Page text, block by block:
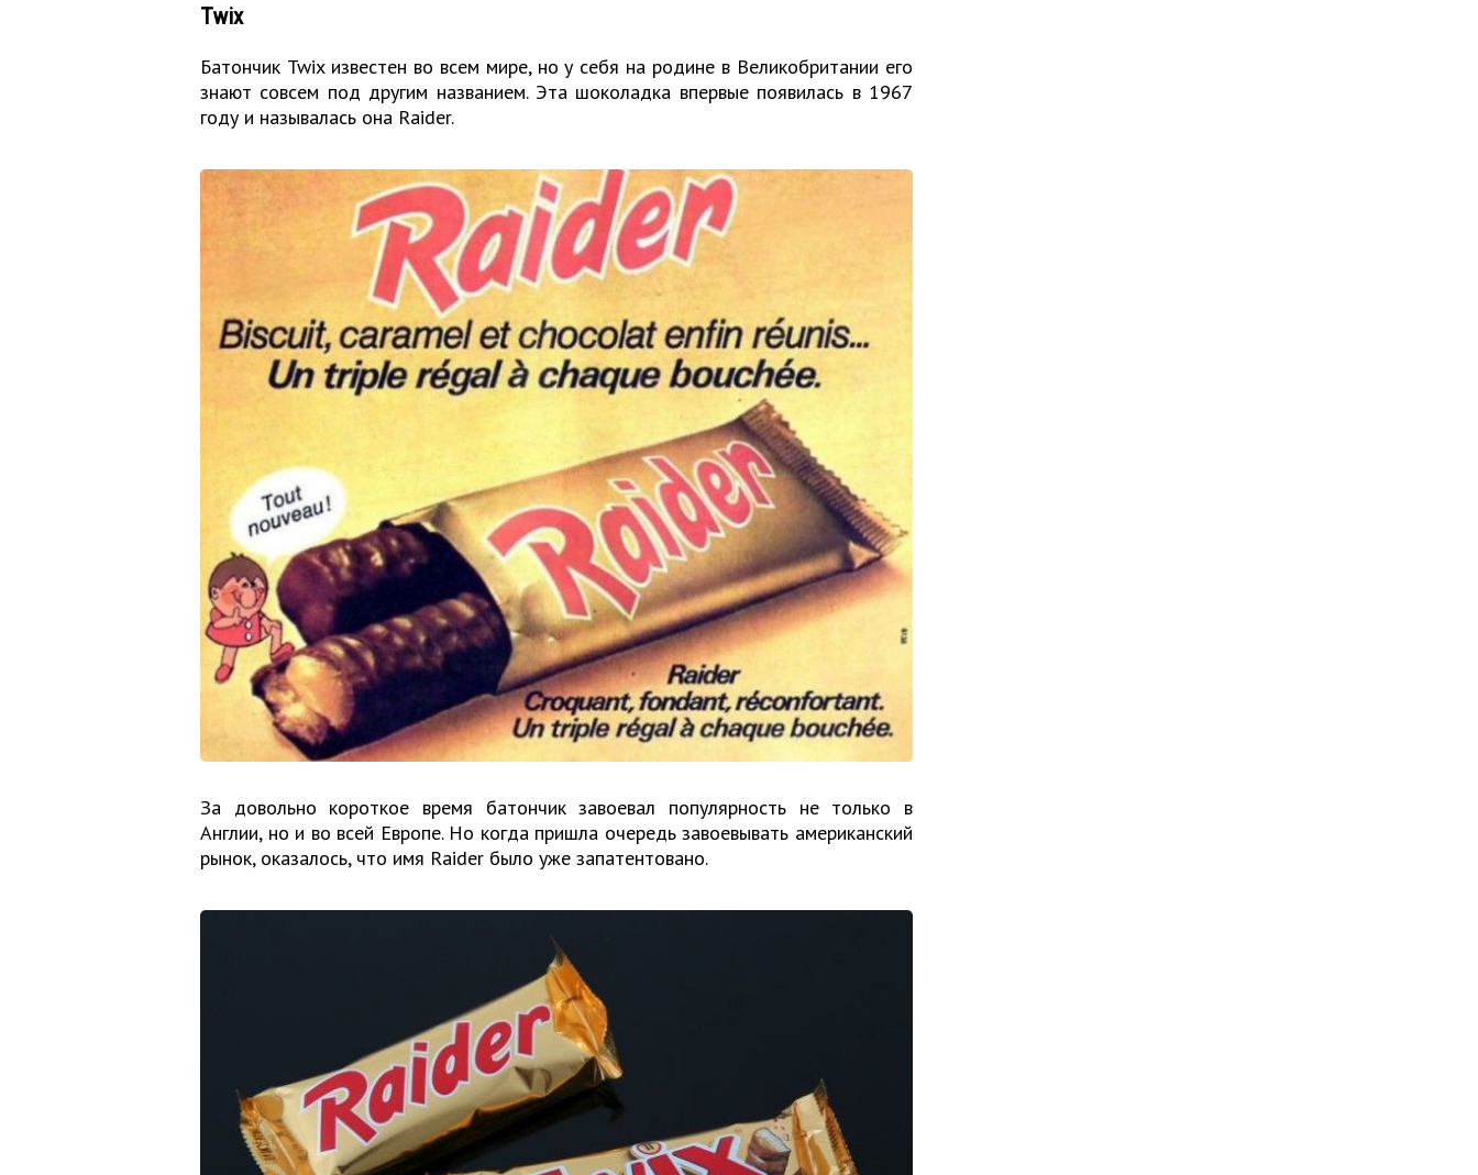
Twix
Батончик Twix известен во всем мире, но у себя на родине в Великобритании его
знают совсем под другим названием. Эта шоколадка впервые появилась в 1967
году и называлась она Raider.
За довольно короткое время батончик завоевал популярность не только в
Англии, но и во всей Европе. Но когда пришла очередь завоевывать американский
рынок, оказалось, что имя Raider было уже запатентовано.